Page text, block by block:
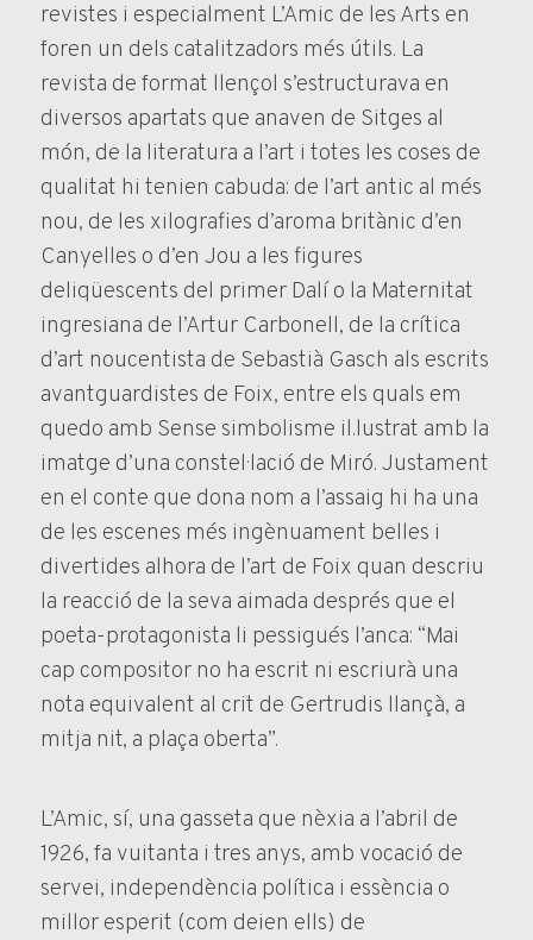
revistes i especialment L’Amic de les Arts en
foren un dels catalitzadors més útils. La
revista de format llençol s’estructurava en
diversos apartats que anaven de Sitges al
món, de la literatura a l’art i totes les coses de
qualitat hi tenien cabuda: de l’art antic al més
nou, de les xilografies d’aroma britànic d’en
Canyelles o d’en Jou a les figures
deliqüescents del primer Dalí o la Maternitat
ingresiana de l’Artur Carbonell, de la crítica
d’art noucentista de Sebastià Gasch als escrits
avantguardistes de Foix, entre els quals em
quedo amb Sense simbolisme il.lustrat amb la
imatge d’una constel·lació de Miró. Justament
en el conte que dona nom a l’assaig hi ha una
de les escenes més ingènuament belles i
divertides alhora de l’art de Foix quan descriu
la reacció de la seva aimada després que el
poeta-protagonista li pessigués l’anca: “Mai
cap compositor no ha escrit ni escriurà una
nota equivalent al crit de Gertrudis llançà, a
mitja nit, a plaça oberta”.
L’Amic, sí, una gasseta que nèxia a l’abril de
1926, fa vuitanta i tres anys, amb vocació de
servei, independència política i essència o
millor esperit (com deien ells) de